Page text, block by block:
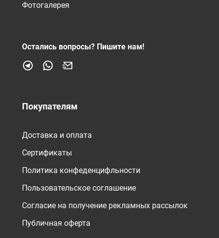
Фотогалерея
Остались вопросы? Пишите нам!
Покупателям
Доставка и оплата
Сертификаты
Политика конфеденцифльности
Пользовательское соглашение
Согласие на получение рекламных рассылок
Публичная оферта